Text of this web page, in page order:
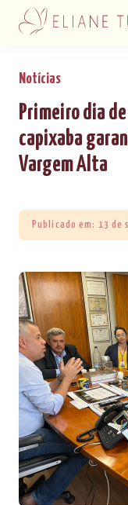
Notícias
Primeiro dia
capixaba
Vargem Alta
Publicado em: 13 de